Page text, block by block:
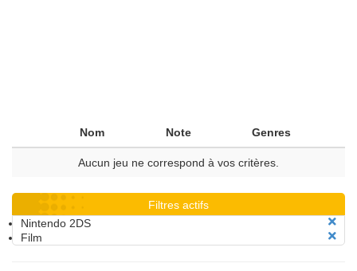
Nom Note Genres
Aucun jeu ne correspond à vos critères.
Filtres actifs
Nintendo 2DS
Film